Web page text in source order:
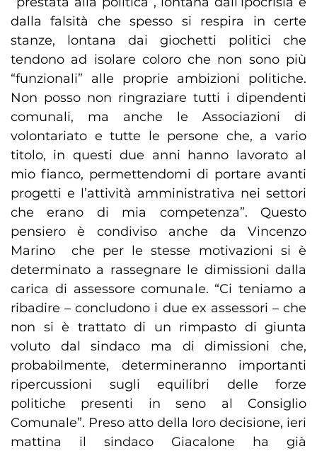
dalla falsità che spesso si respira in certe
stanze, lontana dai giochetti politici che
tendono ad isolare coloro che non sono più
“funzionali” alle proprie ambizioni politiche.
Non posso non ringraziare tutti i dipendenti
comunali, ma anche le Associazioni di
volontariato e tutte le persone che, a vario
titolo, in questi due anni hanno lavorato al
mio fianco, permettendomi di portare avanti
progetti e l’attività amministrativa nei settori
che erano di mia competenza”. Questo
pensiero è condiviso anche da Vincenzo
Marino che per le stesse motivazioni si è
determinato a rassegnare le dimissioni dalla
carica di assessore comunale. “Ci teniamo a
ribadire – concludono i due ex assessori – che
non si è trattato di un rimpasto di giunta
voluto dal sindaco ma di dimissioni che,
probabilmente, determineranno importanti
ripercussioni sugli equilibri delle forze
politiche presenti in seno al Consiglio
Comunale”. Preso atto della loro decisione, ieri
mattina il sindaco Giacalone ha già